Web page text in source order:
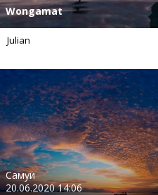
Wongamat
Julian
Самуи
20.06.2020 14:06